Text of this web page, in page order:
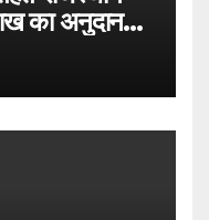
का अनुदान